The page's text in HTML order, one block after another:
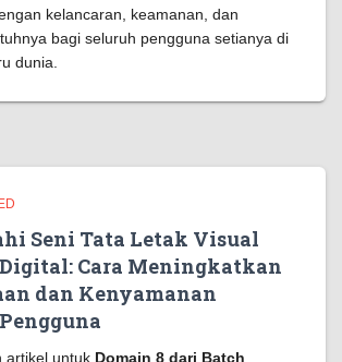
kelancaran, keamanan, dan
bagi seluruh pengguna setianya di
dunia.
Seni Tata Letak Visual
Cara Meningkatkan
dan Kenyamanan
artikel untuk Domain 8 dari Batch